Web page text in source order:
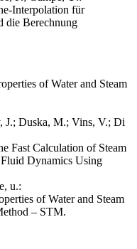
Interpolation für
die Berechnung
of Water and Steam
J.; Duska, M.; Vins, V.; Di
Fast Calculation of Steam
Dynamics Using
u.:
of Water and Steam
– STM.